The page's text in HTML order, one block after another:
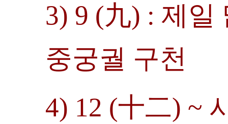
3) 9 (九) : 제일
중궁궐 구천
4) 12 (十二) ~